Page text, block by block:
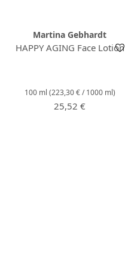
Martina Gebhardt
HAPPY AGING Face Lotion
100 ml (223,30 € / 1000 ml)
Prezzo normale:
25,52 €